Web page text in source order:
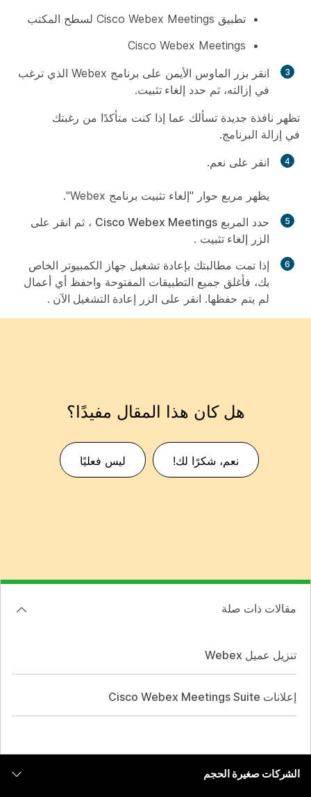
تطبيق Cisco Webex Meetings لسطح المكتب
Cisco Webex Meetings
انقر بزر الماوس الأيمن على برنامج Webex الذي ترغب
في إزالته، ثم حدد إلغاء تثبيت.
تظهر نافذة جديدة تسألك عما إذا كنت متأكدًا من رغبتك
في إزالة البرنامج.
انقر على نعم.
يظهر مربع حوار "إلغاء تثبيت برنامج Webex".
حدد المربع Cisco Webex Meetings ، ثم انقر على
الزر إلغاء تثبيت .
إذا تمت مطالبتك بإعادة تشغيل جهاز الكمبيوتر الخاص
بك، فأغلق جميع التطبيقات المفتوحة واحفظ أي أعمال
لم يتم حفظها. انقر على الزر إعادة التشغيل الآن .
هل كان هذا المقال مفيدًا؟
نعم، شكرًا لك! ليس فعليًا
مقالات ذات صلة
تنزيل عميل Webex
إعلانات Cisco Webex Meetings Suite
الشركات صغيرة الحجم